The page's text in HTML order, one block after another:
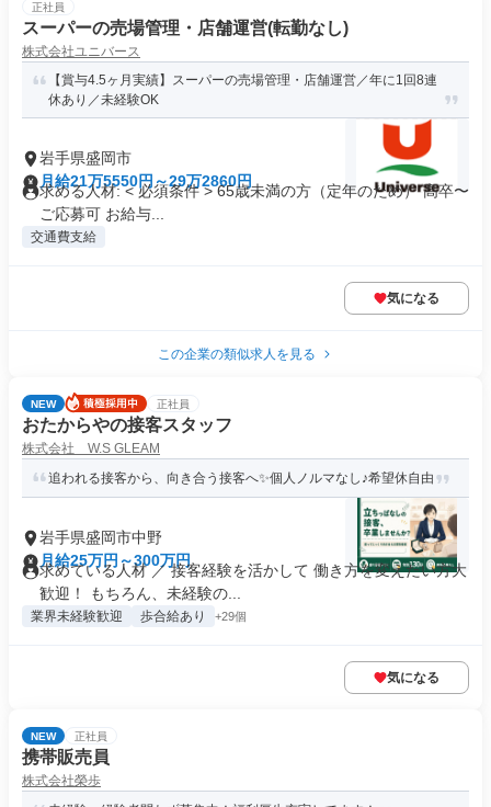
正社員
スーパーの売場管理・店舗運営(転勤なし)
株式会社ユニバース
【賞与4.5ヶ月実績】スーパーの売場管理・店舗運営／年に1回8連
休あり／未経験OK
岩手県盛岡市
月給21万5550円～29万2860円
求める人材: < 必須条件 > 65歳未満の方（定年のため） 高卒〜
ご応募可 お給与...
交通費支給
気になる
この企業の類似求人を見る
NEW 正社員
おたからやの接客スタッフ
株式会社 W.S GLEAM
追われる接客から、向き合う接客へ✨個人ノルマなし♪希望休自由
岩手県盛岡市中野
月給25万円～300万円
求めている人材 ／ 接客経験を活かして 働き方を変えたい方大
歓迎！ もちろん、未経験の...
業界未経験歓迎 歩合給あり +29個
気になる
NEW 正社員
携帯販売員
株式会社榮歩